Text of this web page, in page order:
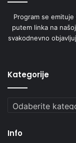
Program se
putem linka na
svakodnevno
Kategorije
Kategorije
Info